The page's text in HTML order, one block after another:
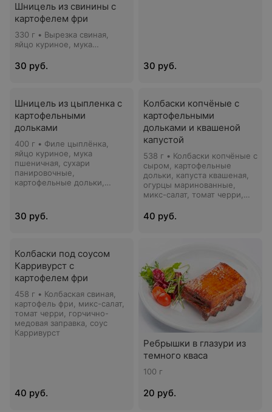
Шницель из свинины с
картофелем фри
330 г • Вырезка свиная,
яйцо куриное, мука
панировочные, картофель
фри, масло зеленое, томат
30 руб. 30 руб.
Шницель из цыпленка с
картофельными
дольками
400 г • Филе цыплёнка,
яйцо куриное, мука
пшеничная, сухари
панировочные,
картофельные дольки,
30 руб.
Колбаски копчёные с
картофельными
дольками и квашеной
капустой
538 г • Колбаски копчёные с
сыром, картофельные
дольки, капуста квашеная,
огурцы маринованные,
микс-салат, томат черри,
кетчуп
40 руб.
Колбаски под соусом
Карривурст с
картофелем фри
458 г • Колбаская свиная,
картофель фри, микс-салат,
томат черри, горчично-
медовая заправка, соус
Карривурст
40 руб.
Ребрышки в глазури из
темного кваса
100 г
20 руб.